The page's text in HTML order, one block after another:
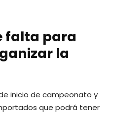
falta para
la
inicio de campeonato y
que podrá tener